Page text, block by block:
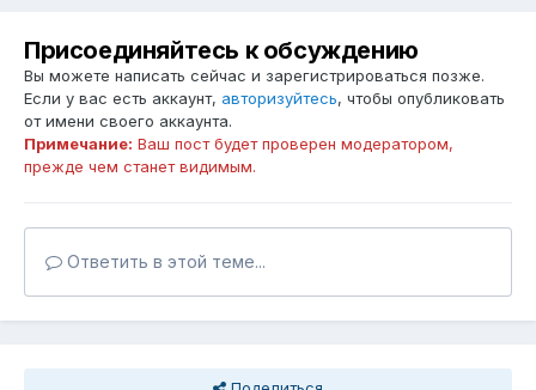
Присоединяйтесь к обсуждению
Вы можете написать сейчас и зарегистрироваться позже.
Если у вас есть аккаунт, авторизуйтесь, чтобы опубликовать
от имени своего аккаунта.
Примечание: Ваш пост будет проверен модератором,
прежде чем станет видимым.
Ответить в этой теме...